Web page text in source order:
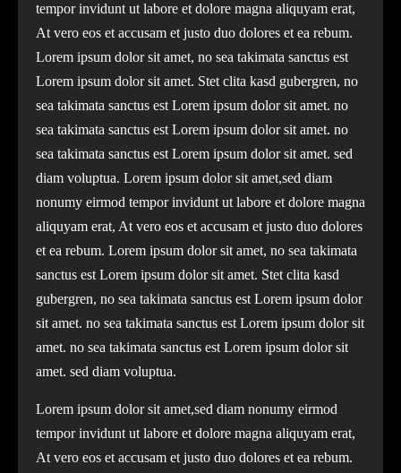
tempor invidunt ut labore et dolore magna aliquyam erat,
At vero eos et accusam et justo duo dolores et ea rebum.
Lorem ipsum dolor sit amet, no sea takimata sanctus est
Lorem ipsum dolor sit amet. Stet clita kasd gubergren, no
sea takimata sanctus est Lorem ipsum dolor sit amet. no
sea takimata sanctus est Lorem ipsum dolor sit amet. no
sea takimata sanctus est Lorem ipsum dolor sit amet. sed
diam voluptua. Lorem ipsum dolor sit amet,sed diam
nonumy eirmod tempor invidunt ut labore et dolore magna
aliquyam erat, At vero eos et accusam et justo duo dolores
et ea rebum. Lorem ipsum dolor sit amet, no sea takimata
sanctus est Lorem ipsum dolor sit amet. Stet clita kasd
gubergren, no sea takimata sanctus est Lorem ipsum dolor
sit amet. no sea takimata sanctus est Lorem ipsum dolor sit
amet. no sea takimata sanctus est Lorem ipsum dolor sit
amet. sed diam voluptua.
Lorem ipsum dolor sit amet,sed diam nonumy eirmod
tempor invidunt ut labore et dolore magna aliquyam erat,
At vero eos et accusam et justo duo dolores et ea rebum.